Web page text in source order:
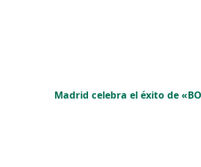
Madrid celebra el éxito de